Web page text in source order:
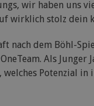
wir haben uns
wirklich stolz dein
nach dem Böhl-
Als
Potenzial